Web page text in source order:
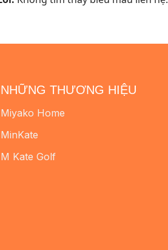
NHỮNG THƯƠNG HIỆU
Miyako Home
MinKate
M Kate Golf